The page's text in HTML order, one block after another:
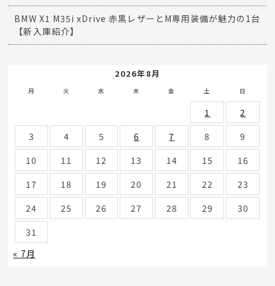
BMW X1 M35i xDrive 赤黒レザーとM専用装備が魅力の1台
【新入庫紹介】
2026年8月
月 火 水 木 金 土 日
1
2
3
4 5 6 7 8
9
10
11 12 13 14 15
16
17
18 19 20 21 22
23
24
25 26 27 28 29
30
31
« 7月